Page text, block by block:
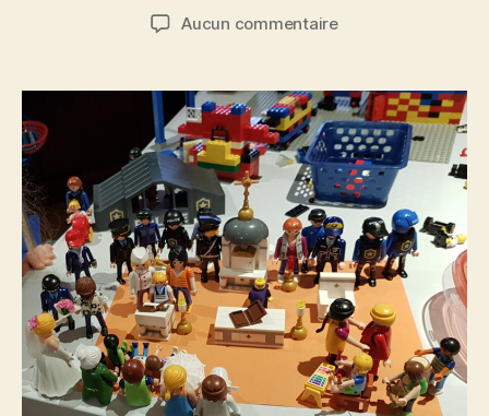
de
Aucun commentairesur
grands…
tous
à
la
messe